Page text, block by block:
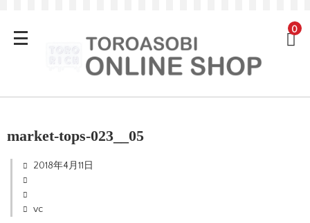
0
market-tops-023__05
2018年4月11日
vc